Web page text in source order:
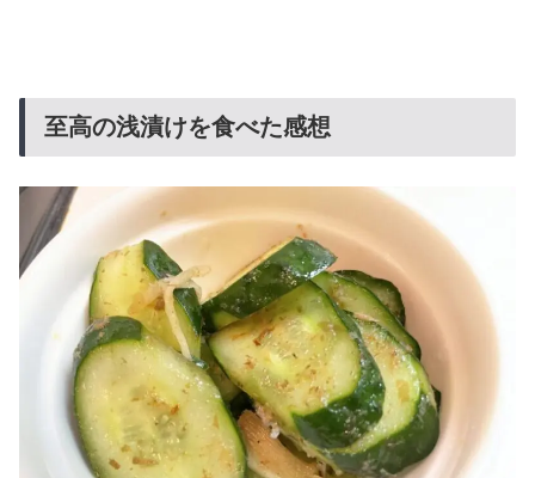
至高の浅漬けを食べた感想